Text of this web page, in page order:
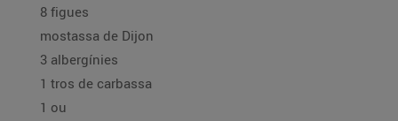
8 figues
mostassa de Dijon
3 albergínies
1 tros de carbassa
1 ou